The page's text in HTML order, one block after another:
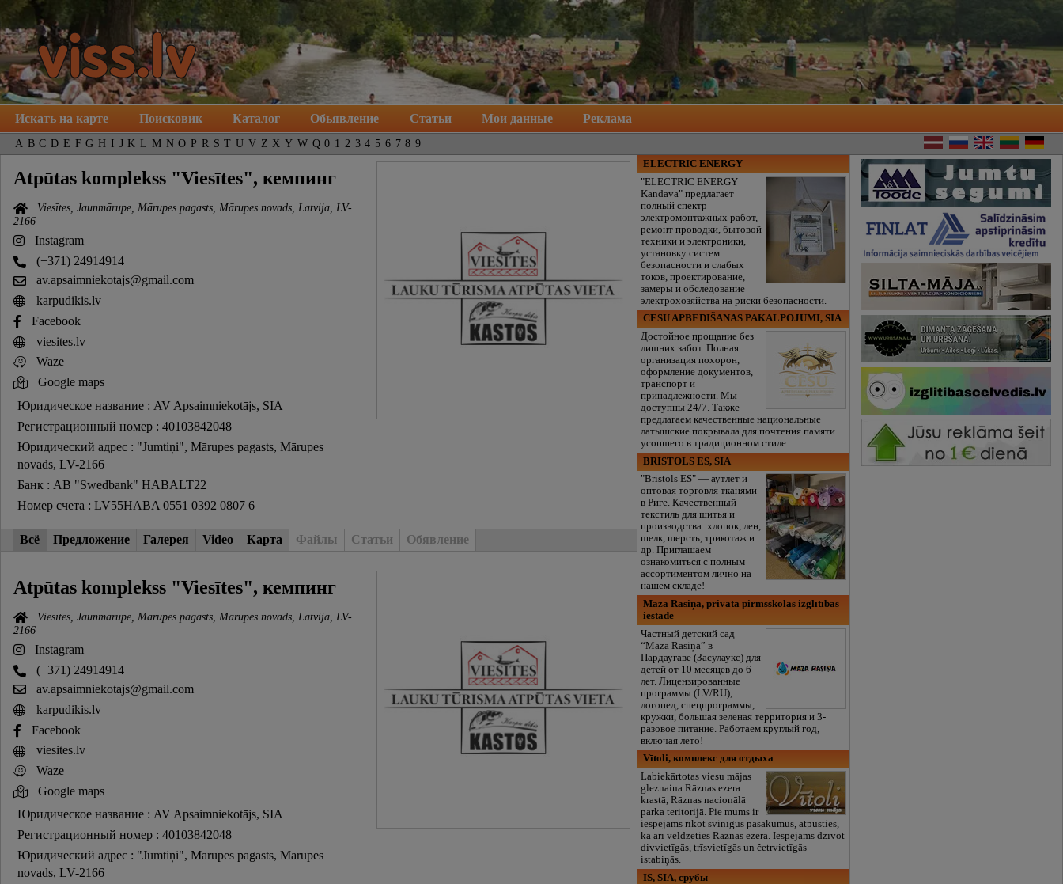
Искать на карте Поисковик Каталог Обьявление Статьи Мои данные Реклама
A B C D E F G H I J K L M N O P R S T U V Z X Y W Q 0 1 2 3 4 5 6 7 8 9
Atpūtas komplekss "Viesītes", кемпинг
Viesītes, Jaunmārupe, Mārupes pagasts, Mārupes novads, Latvija, LV-
2166
Instagram
(+371) 24914914
av.apsaimniekotajs@gmail.com
karpudikis.lv
Facebook
viesites.lv
Waze
Google maps
Юридическое название : AV Apsaimniekotājs, SIA
Регистрационный номер : 40103842048
Юридический адрес : "Jumtiņi", Mārupes pagasts, Mārupes
novads, LV-2166
Банк : AB "Swedbank" HABALT22
Номер счета : LV55HABA 0551 0392 0807 6
Всё Предложение Галерея Video Карта Файлы Статьи Обявление
Atpūtas komplekss "Viesītes", кемпинг
Viesītes, Jaunmārupe, Mārupes pagasts, Mārupes novads, Latvija, LV-
2166
Instagram
(+371) 24914914
av.apsaimniekotajs@gmail.com
karpudikis.lv
Facebook
viesites.lv
Waze
Google maps
Юридическое название : AV Apsaimniekotājs, SIA
Регистрационный номер : 40103842048
Юридический адрес : "Jumtiņi", Mārupes pagasts, Mārupes
novads, LV-2166
ELECTRIC ENERGY
"ELECTRIC ENERGY
Kandava" предлагает
полный спектр
электромонтажных работ,
ремонт проводки, бытовой
техники и электроники,
установку систем
безопасности и слабых
токов, проектирование,
замеры и обследование
электрохозяйства на риски безопасности.
CĒSU APBEDĪŠANAS PAKALPOJUMI, SIA
Достойное прощание без
лишних забот. Полная
организация похорон,
оформление документов,
транспорт и
принадлежности. Мы
доступны 24/7. Также
предлагаем качественные национальные
латышские покрывала для почтения памяти
усопшего в традиционном стиле.
BRISTOLS ES, SIA
"Bristols ES" — аутлет и
оптовая торговля тканями
в Риге. Качественный
текстиль для шитья и
производства: хлопок, лен,
шелк, шерсть, трикотаж и
др. Приглашаем
ознакомиться с полным
ассортиментом лично на
нашем складе!
Maza Rasiņa, privātā pirmsskolas izglītības
iestāde
Частный детский сад
“Maza Rasiņa” в
Пардаугаве (Засулаукс) для
детей от 10 месяцев до 6
лет. Лицензированные
программы (LV/RU),
логопед, спецпрограммы,
кружки, большая зеленая территория и 3-
разовое питание. Работаем круглый год,
включая лето!
Vītoli, комплекс для отдыха
Labiekārtotas viesu mājas
gleznaina Rāznas ezera
krastā, Rāznas nacionālā
parka teritorijā. Pie mums ir
iespējams rīkot svinīgus pasākumus, atpūsties,
kā arī veldzēties Rāznas ezerā. Iespējams dzīvot
divvietīgās, trīsvietīgās un četrvietīgās
istabiņās.
IS, SIA, срубы